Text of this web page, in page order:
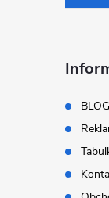
BLOG